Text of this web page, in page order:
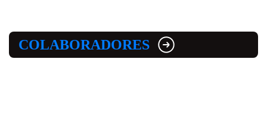
COLABORADORES